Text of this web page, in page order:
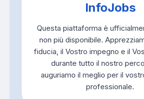
InfoJobs
Questa piattaforma è
non più disponibile.
fiducia, il Vostro impegno e il
durante tutto il nostro
auguriamo il meglio per il
professionale.